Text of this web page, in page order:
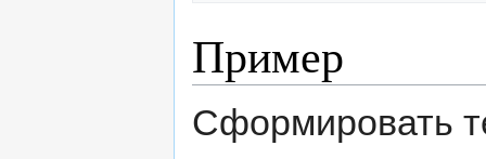
Пример
Сформировать